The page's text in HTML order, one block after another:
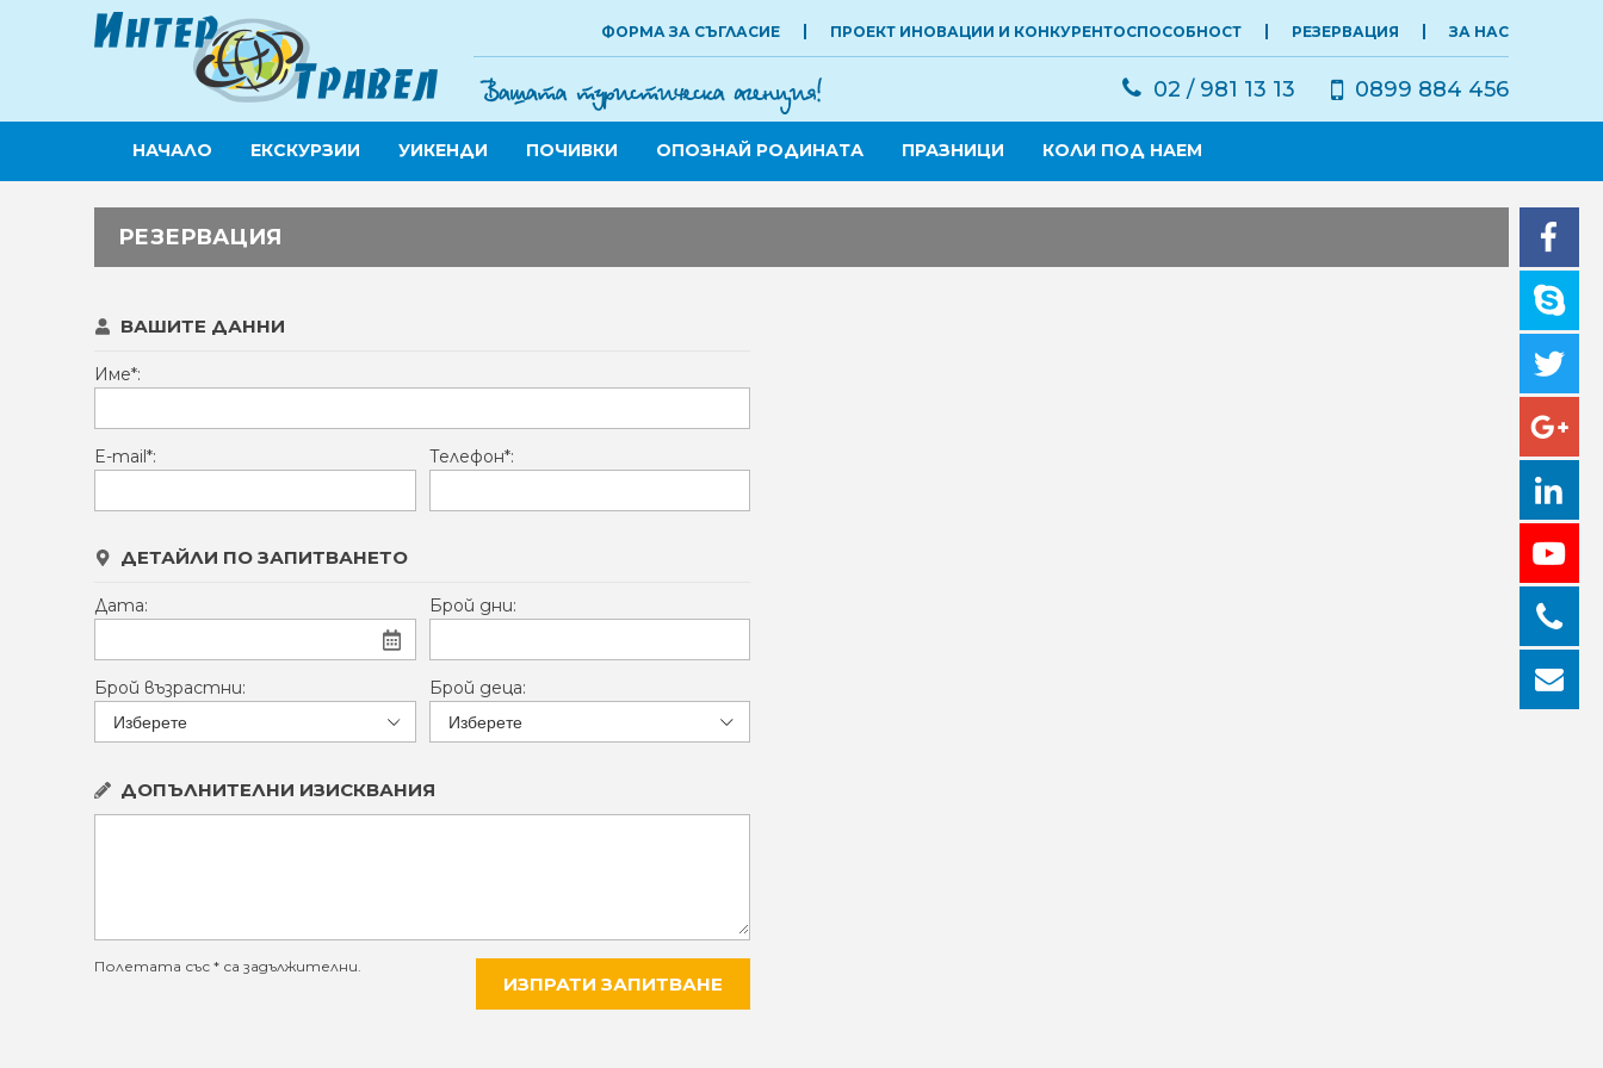
ФОРМА ЗА СЪГЛАСИЕ ПРОЕКТ ИНОВАЦИИ И КОНКУРЕНТОСПОСОБНОСТ РЕЗЕРВАЦИЯ ЗА НАС
02 / 981 13 13 0899 884 456
НАЧАЛО ЕКСКУРЗИИ УИКЕНДИ ПОЧИВКИ ОПОЗНАЙ РОДИНАТА ПРАЗНИЦИ КОЛИ ПОД НАЕМ
РЕЗЕРВАЦИЯ
ВАШИТЕ ДАННИ
Име*:
E-mail*: Телефон*:
ДЕТАЙЛИ ПО ЗАПИТВАНЕТО
Дата: Брой дни:
Брой възрастни: Брой деца:
ДОПЪЛНИТЕЛНИ ИЗИСКВАНИЯ
Полетата със * са задължителни.